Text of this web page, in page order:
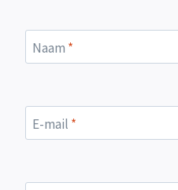
Naam *
E-mail *